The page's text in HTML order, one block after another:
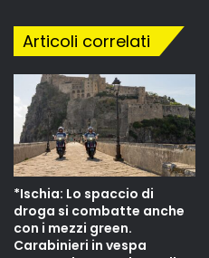
Articoli correlati
*Ischia: Lo spaccio di
droga si combatte anche
con i mezzi green.
Carabinieri in vespa